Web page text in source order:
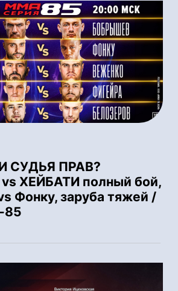
СУДЬЯ ПРАВ?
ХЕЙБАТИ полный бой,
Фонку, заруба тяжей /
85